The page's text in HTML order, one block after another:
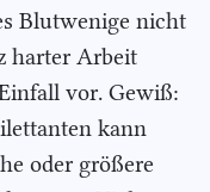
Blutwenige nicht
harter Arbeit
vor. Gewiß:
kann
oder größere